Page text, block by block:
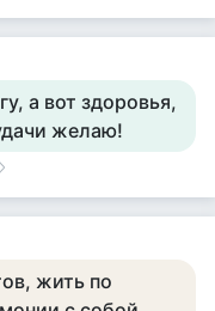
а вот здоровья,
желаю!
жить по